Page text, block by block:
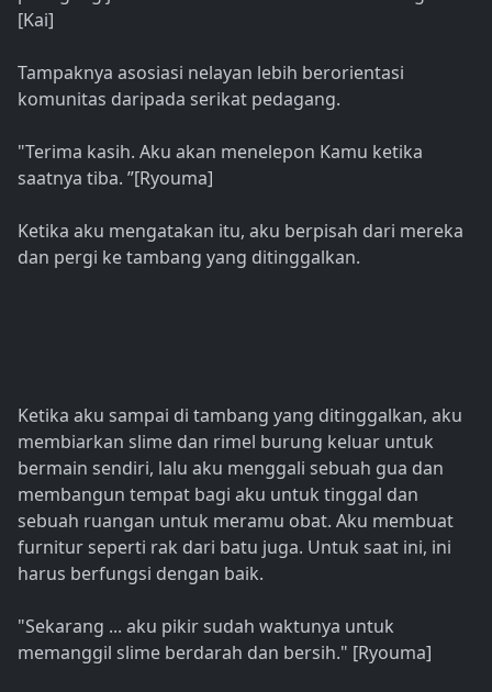
[Kai]
Tampaknya asosiasi nelayan lebih berorientasi
komunitas daripada serikat pedagang.
"Terima kasih. Aku akan menelepon Kamu ketika
saatnya tiba. ”[Ryouma]
Ketika aku mengatakan itu, aku berpisah dari mereka
dan pergi ke tambang yang ditinggalkan.
Ketika aku sampai di tambang yang ditinggalkan, aku
membiarkan slime dan rimel burung keluar untuk
bermain sendiri, lalu aku menggali sebuah gua dan
membangun tempat bagi aku untuk tinggal dan
sebuah ruangan untuk meramu obat. Aku membuat
furnitur seperti rak dari batu juga. Untuk saat ini, ini
harus berfungsi dengan baik.
"Sekarang ... aku pikir sudah waktunya untuk
memanggil slime berdarah dan bersih." [Ryouma]